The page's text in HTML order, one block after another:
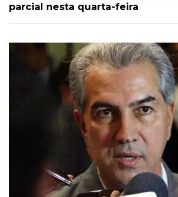
parcial nesta quarta-feira